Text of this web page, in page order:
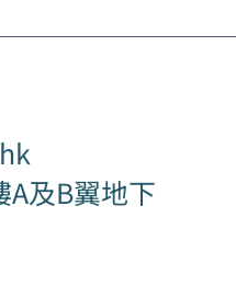
及B翼地下